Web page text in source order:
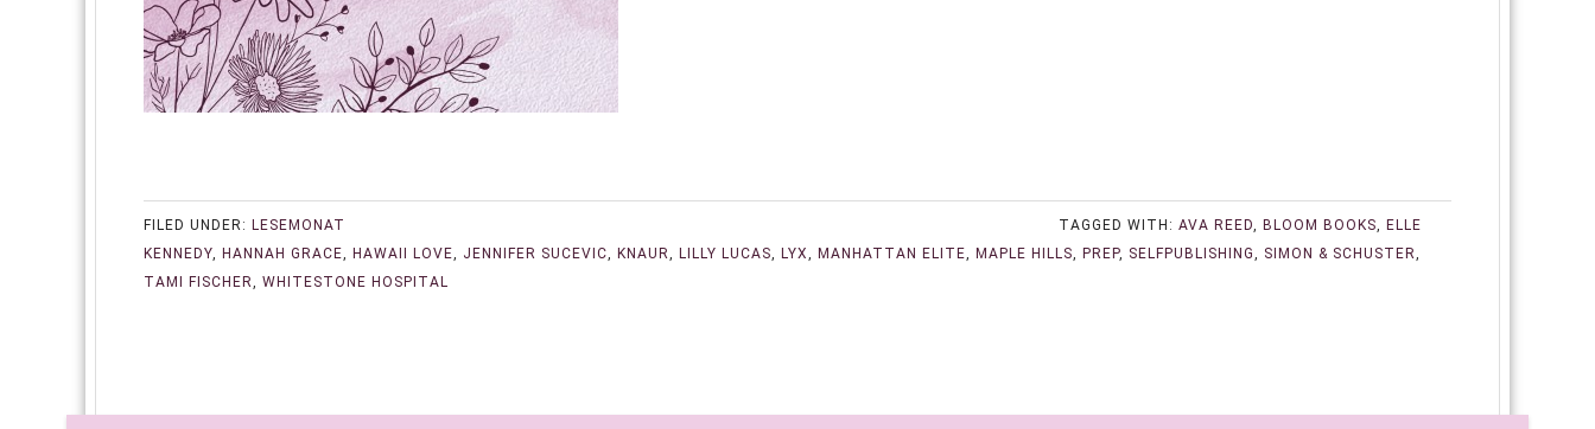
FILED UNDER: LESEMONAT TAGGED WITH:AVA REED,BLOOM BOOKS,ELLE
KENNEDY, HANNAH GRACE, HAWAII LOVE, JENNIFER SUCEVIC, KNAUR, LILLY LUCAS, LYX, MANHATTAN ELITE, MAPLE HILLS, PREP, SELFPUBLISHING, SIMON & SCHUSTER,
TAMI FISCHER, WHITESTONE HOSPITAL